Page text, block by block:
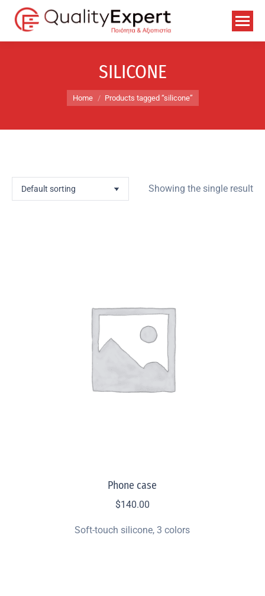
SILICONE
You are here:
Home Products tagged “silicone”
Showing the single result
Phone case
$140.00
Soft-touch silicone, 3 colors